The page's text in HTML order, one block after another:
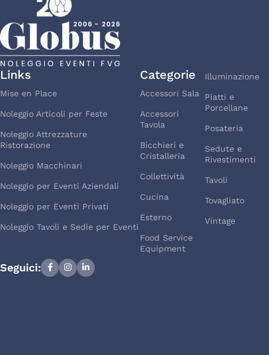
Links
Mise en Place
Noleggio Articoli per Feste
Noleggio Attrezzature
Ristorazione
Noleggio Macchinari
Noleggio per Eventi Aziendali
Noleggio per Eventi Privati
Noleggio Tavoli e Sedie per Eventi
Categorie
Accessori Sala
Accessori
Tavola
Bicchieri e
Cristalleria
Collettività
Cucina
Esterno
Food Service
Equipment
Illuminazione
Piatti e
Porcellane
Posateria
Sedute e
Rivestimenti
Tavoli
Tovagliato
Vintage
Seguici: